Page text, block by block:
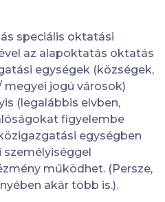
speciális oktatási
az alapoktatás oktatás
egységek (községek,
jogú városok)
(legalábbis elvben,
figyelembe
egységben
személyiséggel
működhet. (Persze,
akár több is.).